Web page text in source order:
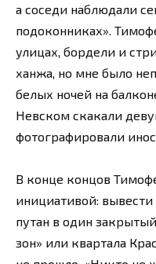
а соседи наблюдали
подоконниках».
улицах, бордели и
ханжа, но мне было
белых ночей на
Невском скакали
фотографировали
В конце концов
инициативой:
путан в один
зон» или квартала